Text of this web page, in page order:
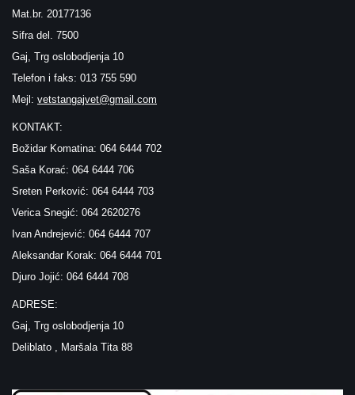
Mat.br. 20177136
Sifra del. 7500
Gaj, Trg oslobodjenja 10
Telefon i faks: 013 755 590
Mejl: vetstangajvet@gmail.com
KONTAKT:
Božidar Komatina: 064 6444 702
Saša Korać: 064 6444 706
Sreten Perković: 064 6444 703
Verica Snegić: 064 2620276
Ivan Andrejević: 064 6444 707
Aleksandar Korak: 064 6444 701
Djuro Jojić: 064 6444 708
ADRESE:
Gaj, Trg oslobodjenja 10
Deliblato , Maršala Tita 88